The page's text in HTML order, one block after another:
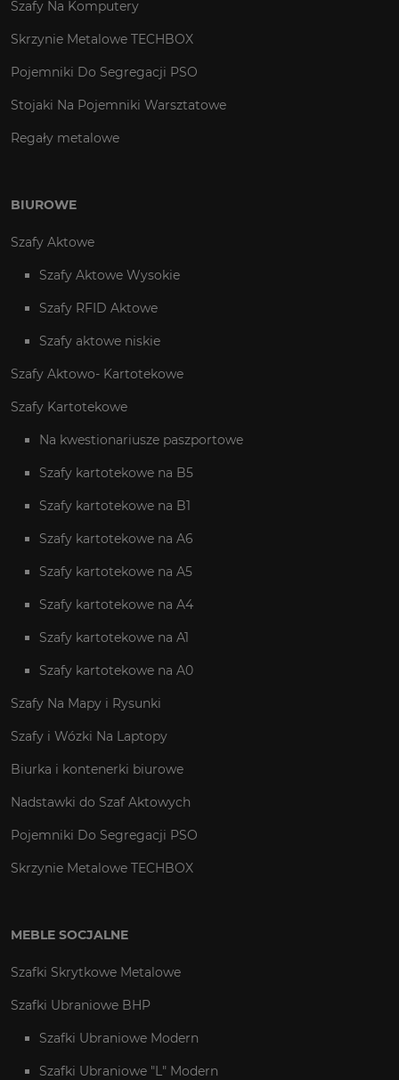
Szafy Na Komputery
Skrzynie Metalowe TECHBOX
Pojemniki Do Segregacji PSO
Stojaki Na Pojemniki Warsztatowe
Regały metalowe
BIUROWE
Szafy Aktowe
Szafy Aktowe Wysokie
Szafy RFID Aktowe
Szafy aktowe niskie
Szafy Aktowo- Kartotekowe
Szafy Kartotekowe
Na kwestionariusze paszportowe
Szafy kartotekowe na B5
Szafy kartotekowe na B1
Szafy kartotekowe na A6
Szafy kartotekowe na A5
Szafy kartotekowe na A4
Szafy kartotekowe na A1
Szafy kartotekowe na A0
Szafy Na Mapy i Rysunki
Szafy i Wózki Na Laptopy
Biurka i kontenerki biurowe
Nadstawki do Szaf Aktowych
Pojemniki Do Segregacji PSO
Skrzynie Metalowe TECHBOX
MEBLE SOCJALNE
Szafki Skrytkowe Metalowe
Szafki Ubraniowe BHP
Szafki Ubraniowe Modern
Szafki Ubraniowe "L" Modern